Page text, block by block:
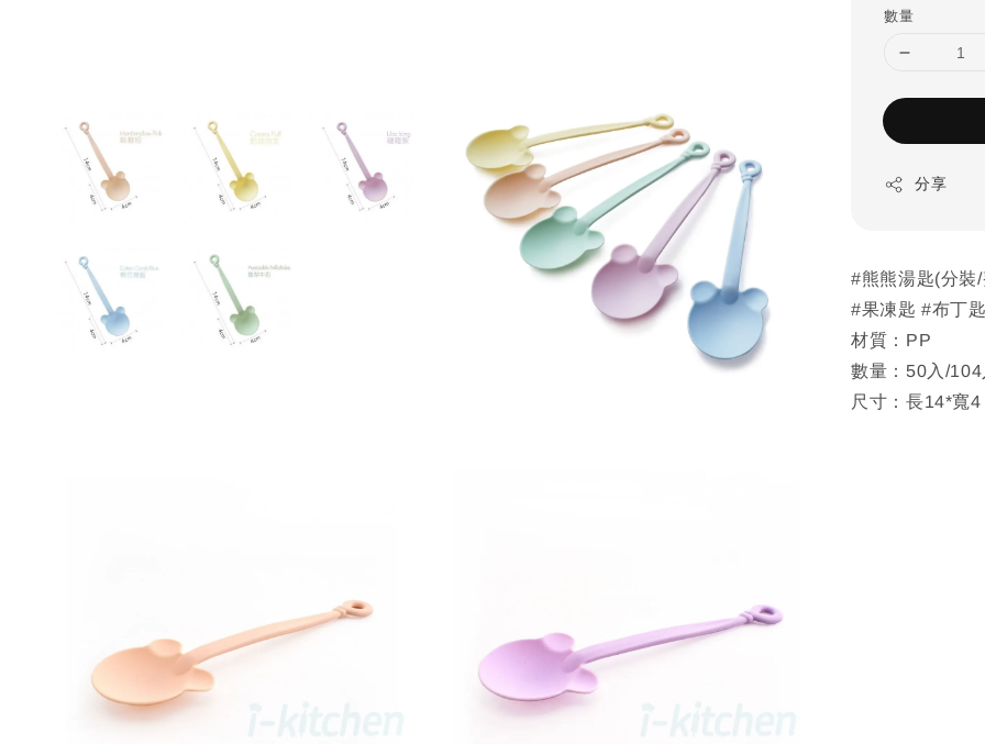
數量
分享
#熊熊湯匙(分裝
#果凍匙 #布丁
材質：PP
數量：50入/
尺寸：長14*寬4